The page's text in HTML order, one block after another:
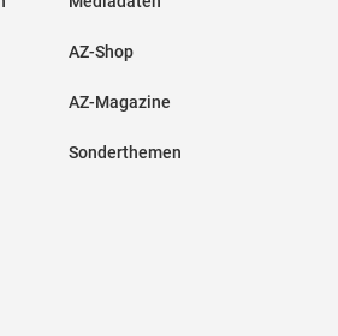
AZ-Shop
AZ-Magazine
Sonderthemen